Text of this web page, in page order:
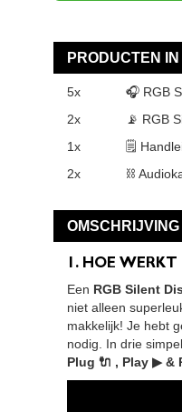
PRODUCTEN
5x
🎧 RGB
2x
📡 RGB
1x
🗒
2x
⛓
OMSCHRIJVING
1. HOE WERKT
Een RGB Silent
niet alleen
makkelijk! Je hebt
nodig. In drie
Plug 🔌 , Play ▶ &